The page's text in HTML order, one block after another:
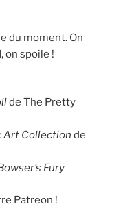
du moment. On
on spoile !
de The Pretty
Art Collection de
Fury
Patreon !